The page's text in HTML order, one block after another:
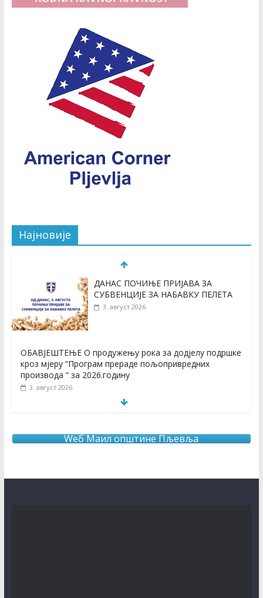
Најновије
ДАНАС ПОЧИЊЕ ПРИЈАВА ЗА
СУБВЕНЦИЈЕ ЗА НАБАВКУ ПЕЛЕТА
3. август 2026.
ОБАВЈЕШТЕЊЕ О продужењу рока за додјелу подршке
кроз мјеру “Програм прераде пољопривредних
производа “ за 2026.годину
3. август 2026.
о завичају
О Б А В Ј Е Ш Т Е Њ Е
Wеб Маил општине Пљевља